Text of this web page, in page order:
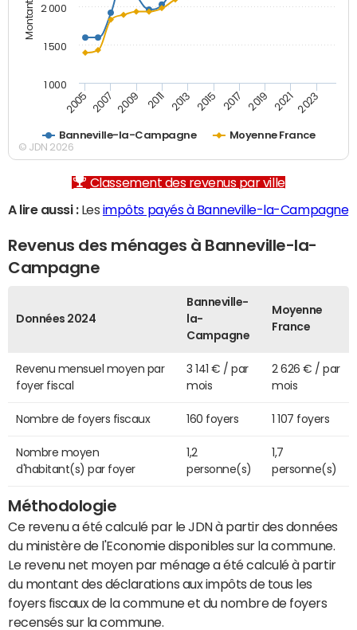
Banneville-la-Campagne Moyenne France
2005 2007 2009 2011 2013 2015 2017 2019 2021 2023
1 000
1 500
2 000
© JDN 2026
Classement des revenus par ville
A lire aussi :Les impôts payés à Banneville-la-Campagne
Revenus des ménages à Banneville-la-
Campagne
Données 2024
Banneville-
la-
Campagne
Moyenne
France
Revenu mensuel moyen par
foyer fiscal
3 141 € / par
mois
2 626 € / par
mois
Nombre de foyers fiscaux 160 foyers 1 107 foyers
Nombre moyen
d'habitant(s) par foyer
1,2
personne(s)
1,7
personne(s)
Méthodologie
Ce revenu a été calculé par le JDN à partir des données
du ministère de l'Economie disponibles sur la commune.
Le revenu net moyen par ménage a été calculé à partir
du montant des déclarations aux impôts de tous les
foyers fiscaux de la commune et du nombre de foyers
recensés sur la commune.